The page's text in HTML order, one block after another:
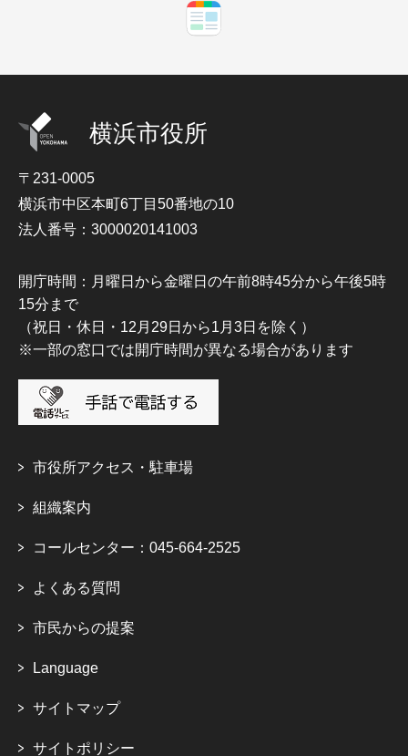
横浜市役所
〒231-0005
横浜市中区本町6丁目50番地の10
法人番号：3000020141003
開庁時間：月曜日から金曜日の午前8時45分から午後5時
15分まで
（祝日・休日・12月29日から1月3日を除く）
※一部の窓口では開庁時間が異なる場合があります
市役所アクセス・駐車場
組織案内
コールセンター：045-664-2525
よくある質問
市民からの提案
Language
サイトマップ
サイトポリシー